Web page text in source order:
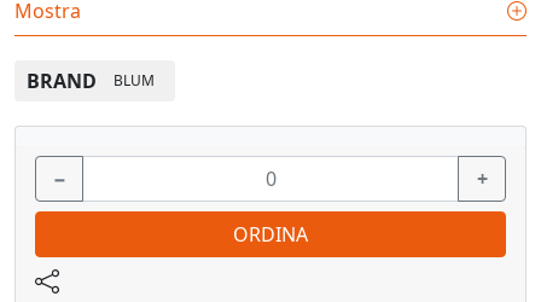
Colore/superficie: Nichelato
Quota punta cuneo: 0.92 mm
Mostra
BRAND BLUM
− +
ORDINA